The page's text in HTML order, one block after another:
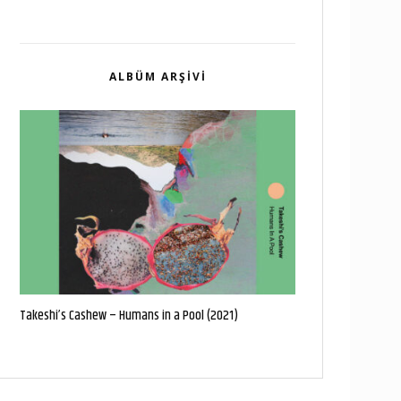
ALBÜM ARŞIVI
Takeshi’s Cashew – Humans in a Pool (2021)